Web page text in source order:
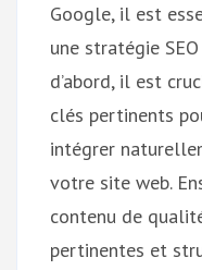
Google, il est
une stratégie
d’abord, il est
clés pertinents
intégrer
votre site web.
contenu de
pertinentes et